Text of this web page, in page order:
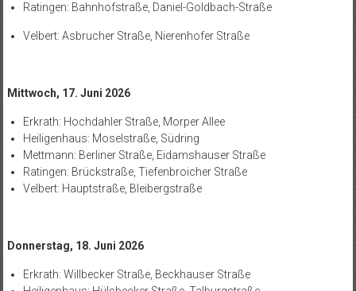
Ratingen: Bahnhofstraße, Daniel-Goldbach-Straße
Velbert: Asbrucher Straße, Nierenhofer Straße
Mittwoch, 17. Juni 2026
Erkrath: Hochdahler Straße, Morper Allee
Heiligenhaus: Moselstraße, Südring
Mettmann: Berliner Straße, Eidamshauser Straße
Ratingen: Brückstraße, Tiefenbroicher Straße
Velbert: Hauptstraße, Bleibergstraße
Donnerstag, 18. Juni 2026
Erkrath: Willbecker Straße, Beckhauser Straße